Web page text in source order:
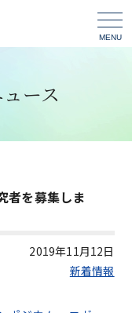
MENU
ース
者を募集しま
2019年11月12日
新着情報